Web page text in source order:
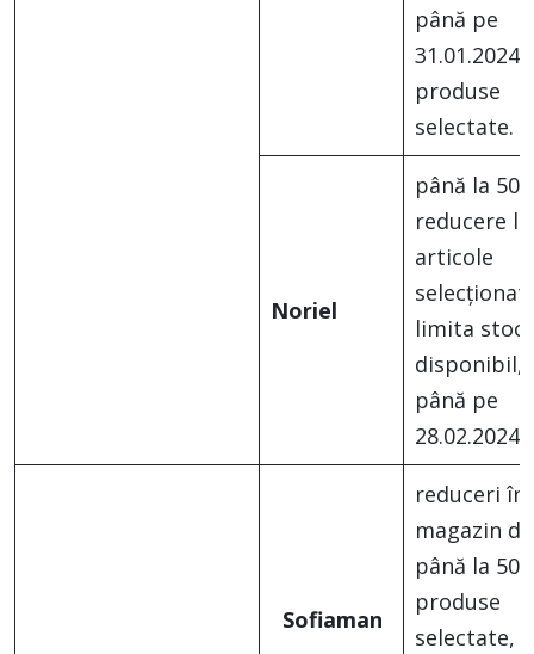
până pe
31.01.2024,
produse
selectate.
Noriel
până la
reducere la
articole
limita
disponibil,
până pe
28.02.2024
Sofiaman
reduceri în
magazin de
până la
produse
selectate,